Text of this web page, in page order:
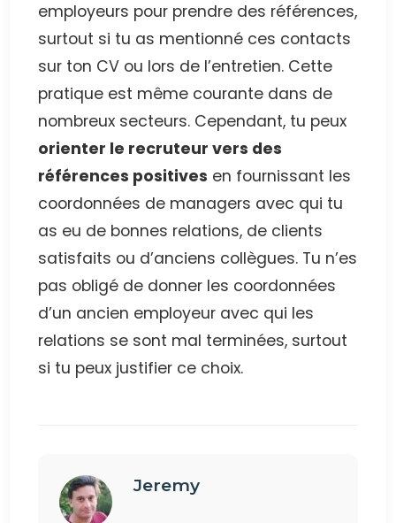
employeurs pour prendre des références,
surtout si tu as mentionné ces contacts
sur ton CV ou lors de l’entretien. Cette
pratique est même courante dans de
nombreux secteurs. Cependant, tu peux
orienter le recruteur vers des
références positives en fournissant les
coordonnées de managers avec qui tu
as eu de bonnes relations, de clients
satisfaits ou d’anciens collègues. Tu n’es
pas obligé de donner les coordonnées
d’un ancien employeur avec qui les
relations se sont mal terminées, surtout
si tu peux justifier ce choix.
Jeremy